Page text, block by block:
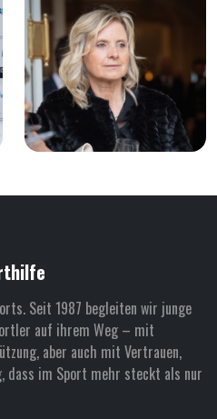
Seit 1987 begleiten wir junge
auf ihrem Weg – mit
aber auch mit Vertrauen,
dass im Sport mehr steckt als nur